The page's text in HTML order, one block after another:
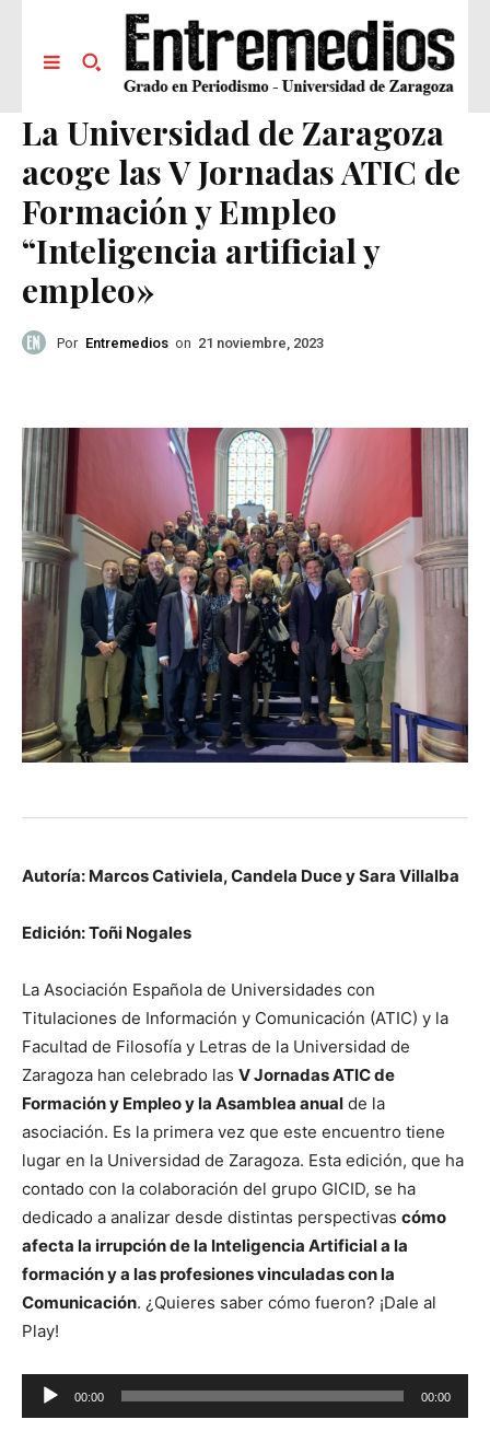
La Universidad de Zaragoza
acoge las V Jornadas ATIC de
Formación y Empleo
“Inteligencia artificial y
empleo»
Por Entremedios on 21 noviembre, 2023
Autoría: Marcos Cativiela, Candela Duce y Sara Villalba
Edición: Toñi Nogales
La Asociación Española de Universidades con
Titulaciones de Información y Comunicación (ATIC) y la
Facultad de Filosofía y Letras de la Universidad de
Zaragoza han celebrado las V Jornadas ATIC de
Formación y Empleo y la Asamblea anual de la
asociación. Es la primera vez que este encuentro tiene
lugar en la Universidad de Zaragoza. Esta edición, que ha
contado con la colaboración del grupo GICID, se ha
dedicado a analizar desde distintas perspectivas cómo
afecta la irrupción de la Inteligencia Artificial a la
formación y a las profesiones vinculadas con la
Comunicación. ¿Quieres saber cómo fueron? ¡Dale al
Play!
Reproductor
de
00:00 00:00